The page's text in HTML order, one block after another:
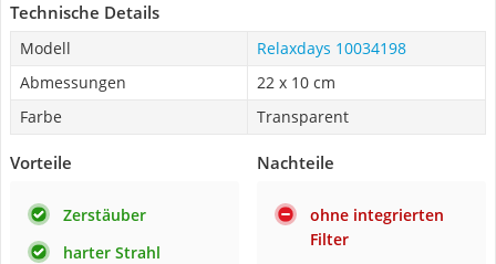
Technische Details
Modell
Relaxdays 10034198
Abmessungen
22 x 10 cm
Farbe
Transparent
Vorteile
Zerstäuber
harter Strahl
Nachteile
ohne integrierten
Filter